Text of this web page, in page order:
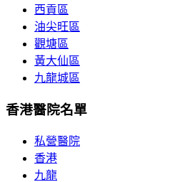
西貢區
油尖旺區
觀塘區
黃大仙區
九龍城區
香港醫院名單
私營醫院
香港
九龍